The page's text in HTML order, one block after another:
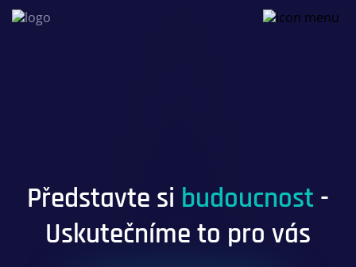
Představte si budoucnost -
Uskutečníme to pro vás